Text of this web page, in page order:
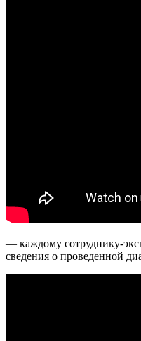
— каждому сотруднику-
сведения о проведенной